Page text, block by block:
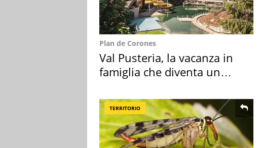
Plan de Corones
Val Pusteria, la vacanza in
famiglia che diventa un
TERRITORIO